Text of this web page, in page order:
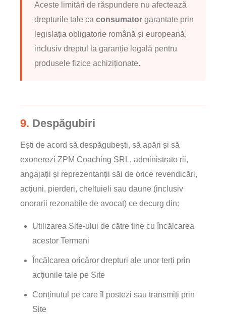
Aceste limitări de răspundere nu afectează
drepturile tale ca consumator garantate prin
legislația obligatorie română și europeană,
inclusiv dreptul la garanție legală pentru
produsele fizice achiziționate.
9. Despăgubiri
Ești de acord să despăgubești, să apări și să
exonerezi ZPM Coaching SRL, administrato rii,
angajații și reprezentanții săi de orice revendicări,
acțiuni, pierderi, cheltuieli sau daune (inclusiv
onorarii rezonabile de avocat) ce decurg din:
Utilizarea Site-ului de către tine cu încălcarea
acestor Termeni
Încălcarea oricăror drepturi ale unor terți prin
acțiunile tale pe Site
Conținutul pe care îl postezi sau transmiți prin
Site